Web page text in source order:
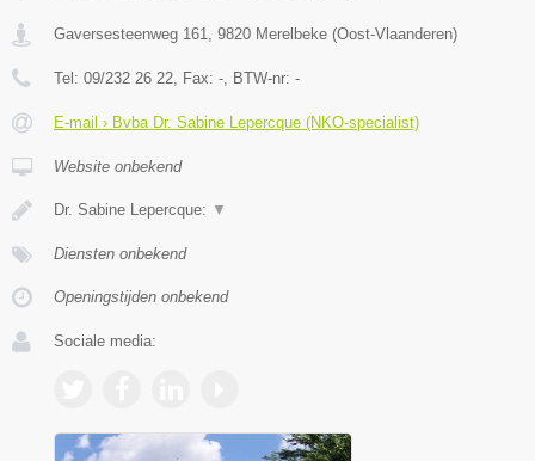
Gaversesteenweg 161 9820 Merelbeke (Oost-Vlaanderen)
Tel: 09/232 26 22 , Fax: - , BTW-nr: -
E-mail › Bvba Dr. Sabine Lepercque (NKO-specialist)
Website onbekend
Dr. Sabine Lepercque: ▼
Diensten onbekend
Openingstijden onbekend
Sociale media: